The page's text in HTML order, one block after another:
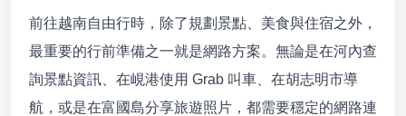
前往越南自由行時，除了規劃景點、美食與住宿之外，
最重要的行前準備之一就是網路方案。無論是在河內查
詢景點資訊、在峴港使用 Grab 叫車、在胡志明市導
航，或是在富國島分享旅遊照片，都需要穩定的網路連